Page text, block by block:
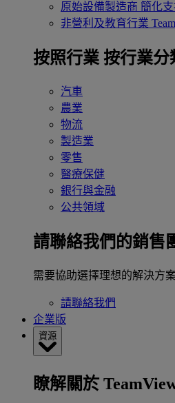
原始設備製造商 簡化
非營利及教育行業
按照行業 按行業分
汽車
農業
物流
製造業
零售
醫療保健
銀行與金融
公共領域
請聯絡我們的銷售
需要協助選擇理想的解決方
請聯絡我們
企業版
資源
瞭解關於